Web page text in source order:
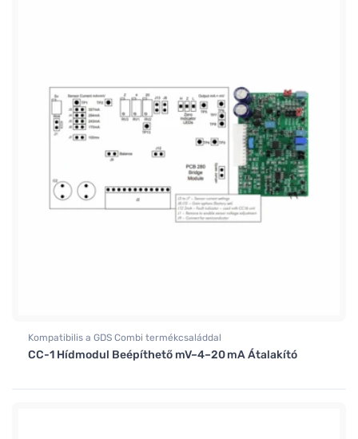
Kompatibilis a GDS Combi termékcsaláddal
CC-1 Hídmodul Beépíthető mV–4–20 mA Átalakító